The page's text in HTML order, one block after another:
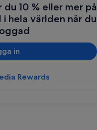
10 % eller mer på
hela världen när du
in
Rewards